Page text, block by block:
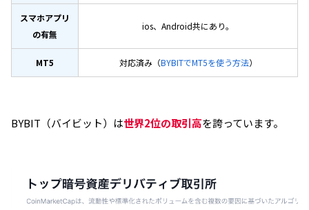
スマホアプリ
の有無
ios、Android共にあり。
MT5 対応済み（BYBITでMT5を使う方法）
BYBIT（バイビット）は世界2位の取引高を誇っています。